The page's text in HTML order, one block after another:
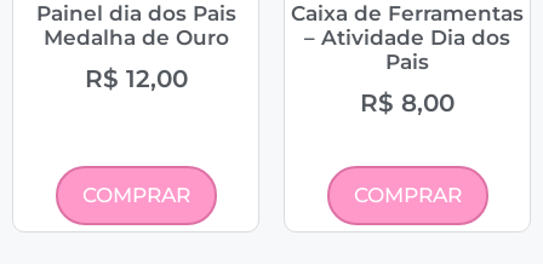
Painel dia dos Pais
Medalha de Ouro
R$ 12,00
COMPRAR
Caixa de Ferramentas
– Atividade Dia dos
Pais
R$ 8,00
COMPRAR